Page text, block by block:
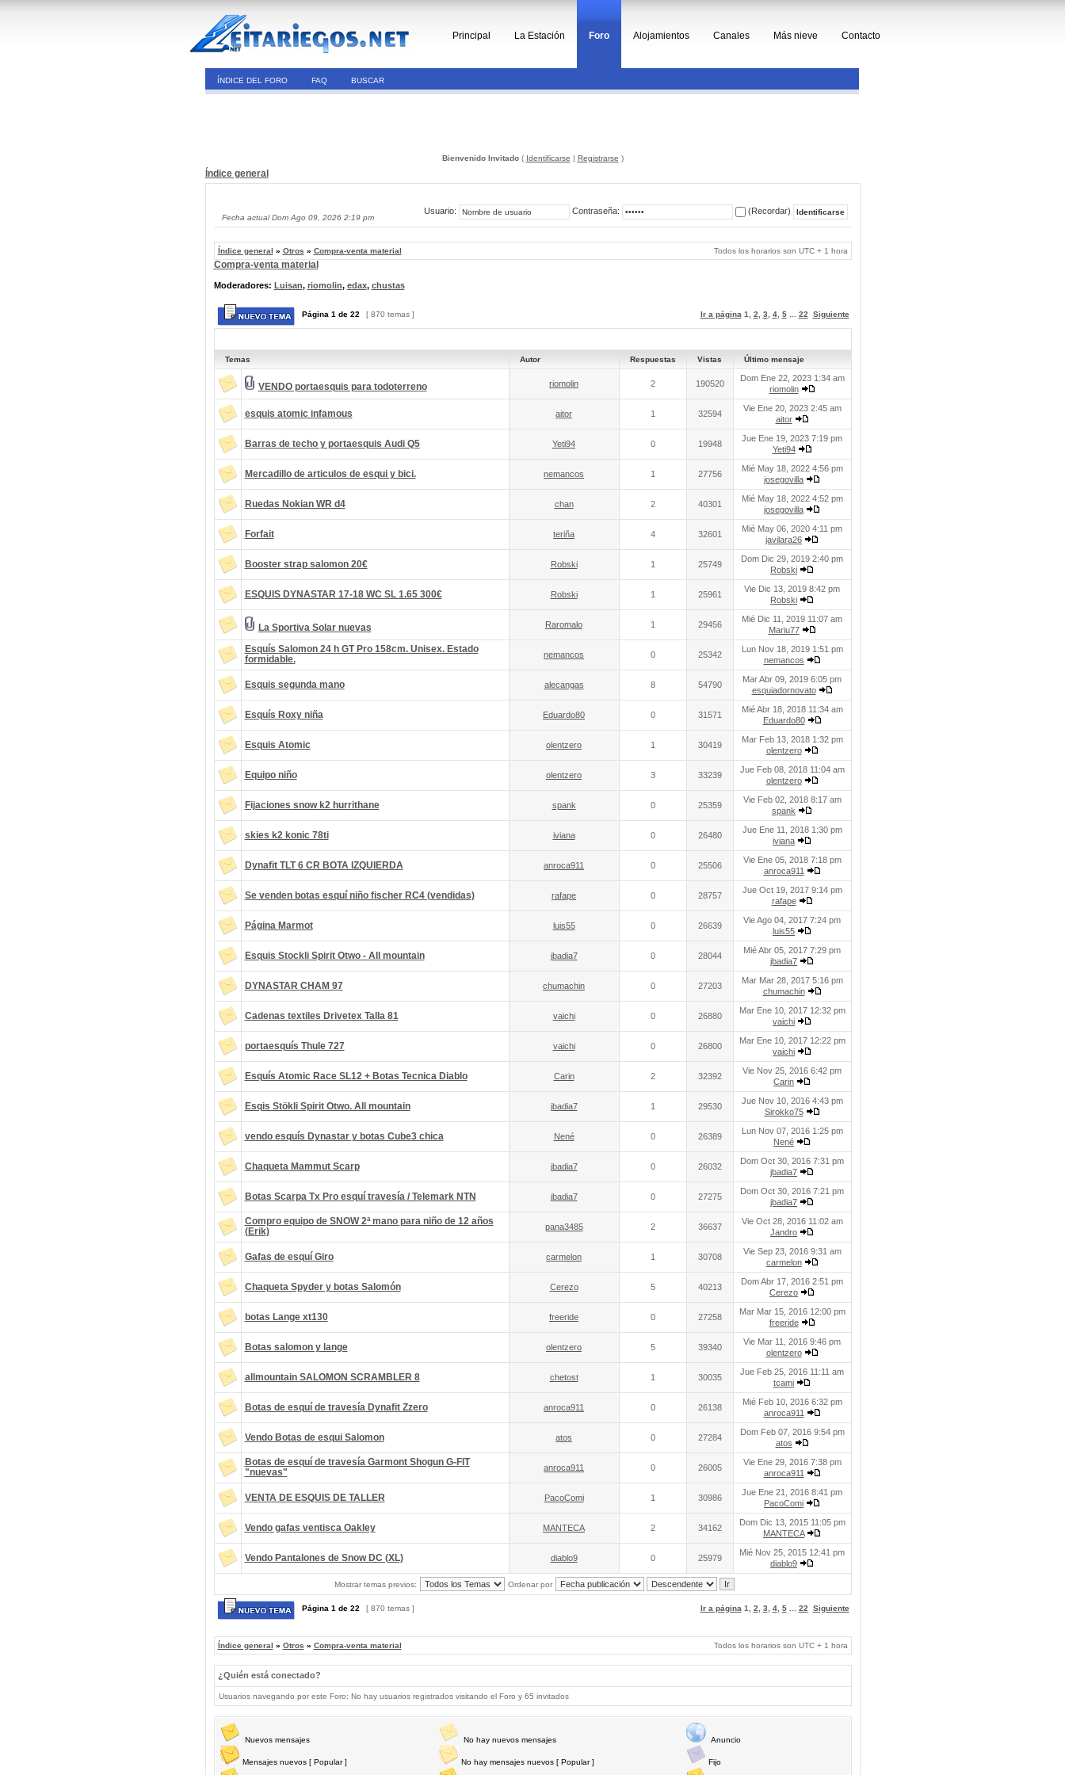
Principal La Estación Foro Alojamientos Canales Más nieve Contacto
ÍNDICE DEL FORO FAQ BUSCAR
Bienvenido Invitado( Identificarse | Registrarse )
Índice general
Fecha actual Dom Ago 09, 2026 2:19 pm
Usuario: Contraseña: (Recordar)
Índice general » Otros » Compra-venta material Todos los horarios son UTC + 1 hora
Compra-venta material
Moderadores: Luisan, riomolin, edax, chustas
Página 1 de 22 [ 870 temas ] Ir a página 1 2 3 4, 5... 22 Siguiente
Temas Autor Respuestas Vistas Último mensaje
VENDO portaesquis para todoterreno riomolin 2 190520
Dom Ene 22, 2023 1:34 am
riomolin
esquis atomic infamous aitor 1 32594
Vie Ene 20, 2023 2:45 am
aitor
Barras de techo y portaesquis Audi Q5 Yeti94 0 19948
Jue Ene 19, 2023 7:19 pm
Yeti94
Mercadillo de articulos de esqui y bici. nemancos 1 27756
Mié May 18, 2022 4:56 pm
josegovilla
Ruedas Nokian WR d4 chan 2 40301
Mié May 18, 2022 4:52 pm
josegovilla
Forfait teriña 4 32601
Mié May 06, 2020 4:11 pm
javilara26
Booster strap salomon 20€ Robski 1 25749
Dom Dic 29, 2019 2:40 pm
Robski
ESQUIS DYNASTAR 17-18 WC SL 1.65 300€ Robski 1 25961
Vie Dic 13, 2019 8:42 pm
Robski
La Sportiva Solar nuevas Raromalo 1 29456
Mié Dic 11, 2019 11:07 am
Mariu77
Esquís Salomon 24 h GT Pro 158cm. Unisex. Estado
formidable.
nemancos 0 25342
Lun Nov 18, 2019 1:51 pm
nemancos
Esquis segunda mano alecangas 8 54790
Mar Abr 09, 2019 6:05 pm
esquiadornovato
Esquís Roxy niña Eduardo80 0 31571
Mié Abr 18, 2018 11:34 am
Eduardo80
Esquis Atomic olentzero 1 30419
Mar Feb 13, 2018 1:32 pm
olentzero
Equipo niño olentzero 3 33239
Jue Feb 08, 2018 11:04 am
olentzero
Fijaciones snow k2 hurrithane spank 0 25359
Vie Feb 02, 2018 8:17 am
spank
skies k2 konic 78ti iviana 0 26480
Jue Ene 11, 2018 1:30 pm
iviana
Dynafit TLT 6 CR BOTA IZQUIERDA anroca911 0 25506
Vie Ene 05, 2018 7:18 pm
anroca911
Se venden botas esquí niño fischer RC4 (vendidas) rafape 0 28757
Jue Oct 19, 2017 9:14 pm
rafape
Página Marmot luis55 0 26639
Vie Ago 04, 2017 7:24 pm
luis55
Esquis Stockli Spirit Otwo - All mountain jbadia7 0 28044
Mié Abr 05, 2017 7:29 pm
jbadia7
DYNASTAR CHAM 97 chumachin 0 27203
Mar Mar 28, 2017 5:16 pm
chumachin
Cadenas textiles Drivetex Talla 81 vaichi 0 26880
Mar Ene 10, 2017 12:32 pm
vaichi
portaesquís Thule 727 vaichi 0 26800
Mar Ene 10, 2017 12:22 pm
vaichi
Esquís Atomic Race SL12 + Botas Tecnica Diablo Carin 2 32392
Vie Nov 25, 2016 6:42 pm
Carin
Esqis Stökli Spirit Otwo. All mountain jbadia7 1 29530
Jue Nov 10, 2016 4:43 pm
Sirokko75
vendo esquís Dynastar y botas Cube3 chica Nené 0 26389
Lun Nov 07, 2016 1:25 pm
Nené
Chaqueta Mammut Scarp jbadia7 0 26032
Dom Oct 30, 2016 7:31 pm
jbadia7
Botas Scarpa Tx Pro esquí travesía / Telemark NTN jbadia7 0 27275
Dom Oct 30, 2016 7:21 pm
jbadia7
Compro equipo de SNOW 2ª mano para niño de 12 años
(Erik)
pana3485 2 36637
Vie Oct 28, 2016 11:02 am
Jandro
Gafas de esquí Giro carmelon 1 30708
Vie Sep 23, 2016 9:31 am
carmelon
Chaqueta Spyder y botas Salomón Cerezo 5 40213
Dom Abr 17, 2016 2:51 pm
Cerezo
botas Lange xt130 freeride 0 27258
Mar Mar 15, 2016 12:00 pm
freeride
Botas salomon y lange olentzero 5 39340
Vie Mar 11, 2016 9:46 pm
olentzero
allmountain SALOMON SCRAMBLER 8 chetost 1 30035
Jue Feb 25, 2016 11:11 am
tcami
Botas de esquí de travesía Dynafit Zzero anroca911 0 26138
Mié Feb 10, 2016 6:32 pm
anroca911
Vendo Botas de esqui Salomon atos 0 27284
Dom Feb 07, 2016 9:54 pm
atos
Botas de esquí de travesía Garmont Shogun G-FIT
"nuevas"
anroca911 0 26005
Vie Ene 29, 2016 7:38 pm
anroca911
VENTA DE ESQUIS DE TALLER PacoComi 1 30986
Jue Ene 21, 2016 8:41 pm
PacoComi
Vendo gafas ventisca Oakley MANTECA 2 34162
Dom Dic 13, 2015 11:05 pm
MANTECA
Vendo Pantalones de Snow DC (XL) diablo9 0 25979
Mié Nov 25, 2015 12:41 pm
diablo9
Mostrar temas previos: Ordenar por
Página 1 de 22 [ 870 temas ] Ir a página 1 2 3 4, 5... 22 Siguiente
Índice general » Otros » Compra-venta material Todos los horarios son UTC + 1 hora
¿Quién está conectado?
Usuarios navegando por este Foro: No hay usuarios registrados visitando el Foro y 65 invitados
Nuevos mensajes
Mensajes nuevos [ Popular ]
No hay nuevos mensajes
No hay mensajes nuevos [ Popular ]
Anuncio
Fijo